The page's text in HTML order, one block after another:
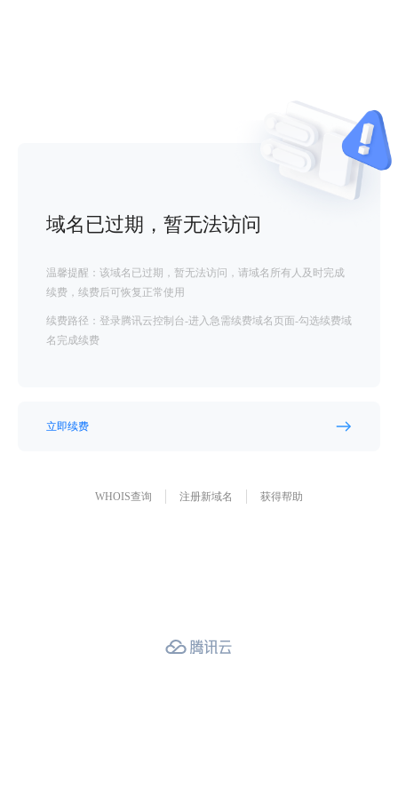
域名已过期，暂无法访问
温馨提醒：该域名已过期，暂无法访问，请域名所有人及时完成
续费，续费后可恢复正常使用
续费路径：登录腾讯云控制台-进入急需续费域名页面-勾选续费域
名完成续费
立即续费
WHOIS查询 注册新域名 获得帮助